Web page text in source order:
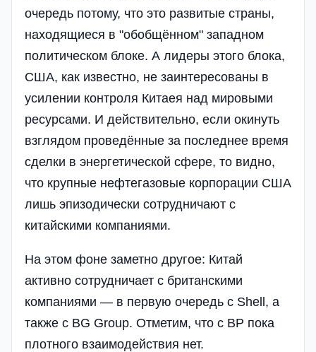
очередь потому, что это развитые страны,
находящиеся в "обобщённом" западном
политическом блоке. А лидеры этого блока,
США, как известно, не заинтересованы в
усилении контроля Китаея над мировыми
ресурсами. И действительно, если окинуть
взглядом проведённые за последнее время
сделки в энергетической сфере, то видно,
что крупные нефтегазовые корпорации США
лишь эпизодически сотрудничают с
китайскими компаниями.
На этом фоне заметно другое: Китай
активно сотрудничает с британскими
компаниями — в первую очередь с Shell, а
также с BG Group. Отметим, что с BP пока
плотного взаимодействия нет.